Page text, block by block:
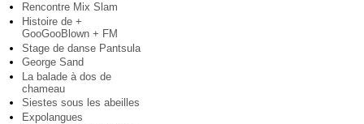
Rencontre Mix Slam
Histoire de +
GooGooBlown + FM
Stage de danse Pantsula
George Sand
La balade à dos de
chameau
Siestes sous les abeilles
Expolangues